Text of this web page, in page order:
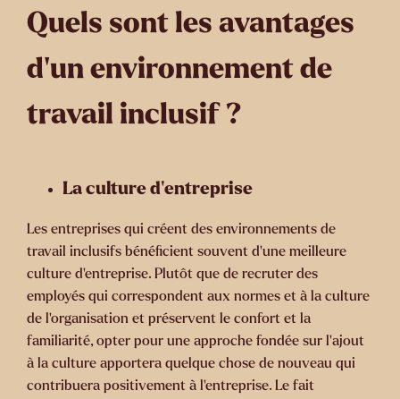
Quels sont les avantages
d’un environnement de
travail inclusif ?
La culture d’entreprise
Les entreprises qui créent des environnements de
travail inclusifs bénéficient souvent d’une meilleure
culture d’entreprise. Plutôt que de recruter des
employés qui correspondent aux normes et à la culture
de l’organisation et préservent le confort et la
familiarité, opter pour une approche fondée sur l’ajout
à la culture apportera quelque chose de nouveau qui
contribuera positivement à l’entreprise. Le fait